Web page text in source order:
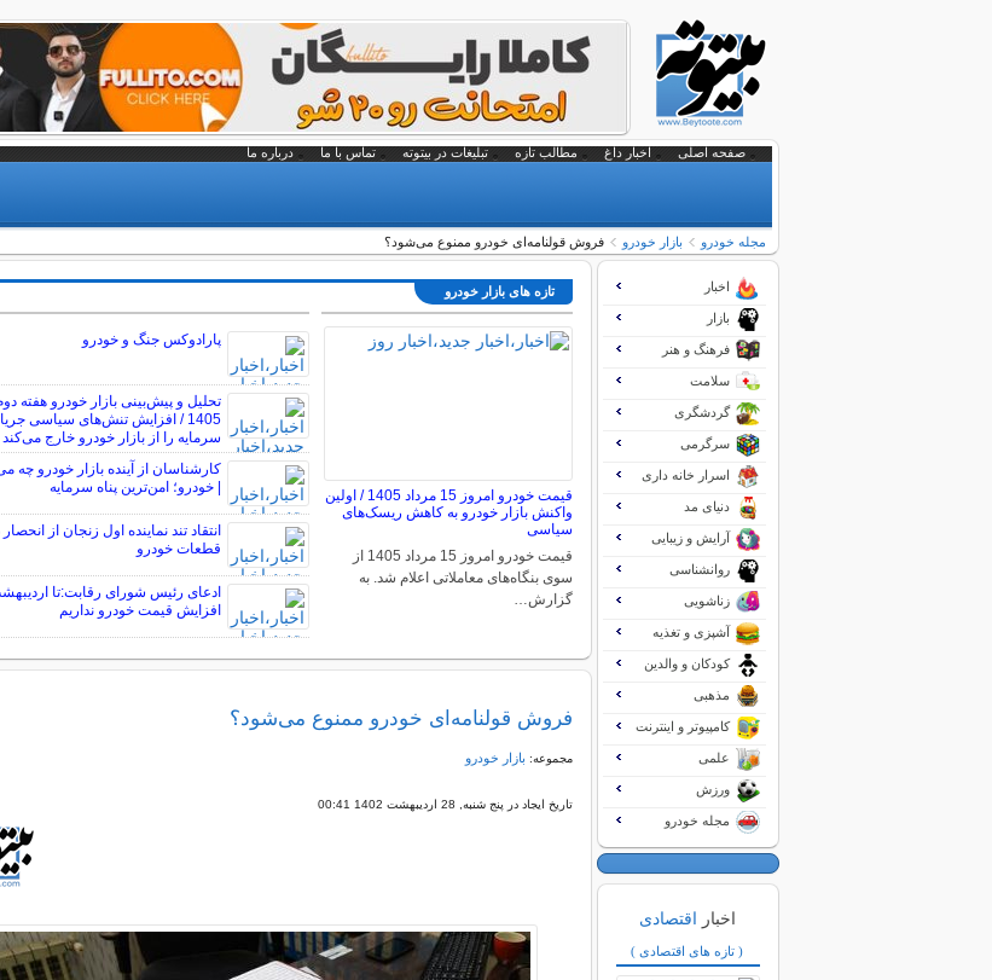
صفحه اصلی اخبار داغ مطالب تازه تبلیغات در بیتوته تماس با ما درباره ما
مجله خودرو بازار خودرو فروش قولنامه‌ای خودرو ممنوع می‌شود؟
تازه های بازار خودرو
قیمت خودرو امروز 15 مرداد 1405 / اولین
واکنش بازار خودرو به کاهش ریسک‌های
سیاسی
قیمت خودرو امروز 15 مرداد 1405 از
سوی بنگاه‌های معاملاتی اعلام شد. به
گزارش…
پارادوکس جنگ و خودرو
تحلیل و پیش‌بینی بازار خودرو هفته
1405 / افزایش تنش‌های سیاسی
سرمایه را از بازار خودرو خارج می‌کند
کارشناسان از آینده بازار خودرو چه
| خودرو؛ امن‌ترین پناه سرمایه
انتقاد تند نماینده اول زنجان از انحصار
قطعات خودرو
ادعای رئیس شورای رقابت:تا
افزایش قیمت خودرو نداریم
فروش قولنامه‌ای خودرو ممنوع می‌شود؟
مجموعه: بازار خودرو
تاریخ ایجاد در پنج شنبه, 28 ارديبهشت 1402 00:41
اخبار
بازار
فرهنگ و هنر
سلامت
گردشگری
سرگرمی
اسرار خانه داری
دنیای مد
آرایش و زیبایی
روانشناسی
زناشویی
آشپزی و تغذیه
کودکان و والدین
مذهبی
کامپیوتر و اینترنت
علمی
ورزش
مجله خودرو
اخبار اقتصادی
( تازه های اقتصادی )